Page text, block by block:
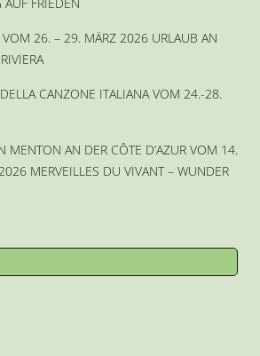
26. – 29. MÄRZ 2026 URLAUB AN
CANZONE ITALIANA VOM 24.-28.
MENTON AN DER CÔTE D’AZUR VOM 14.
MERVEILLES DU VIVANT – WUNDER